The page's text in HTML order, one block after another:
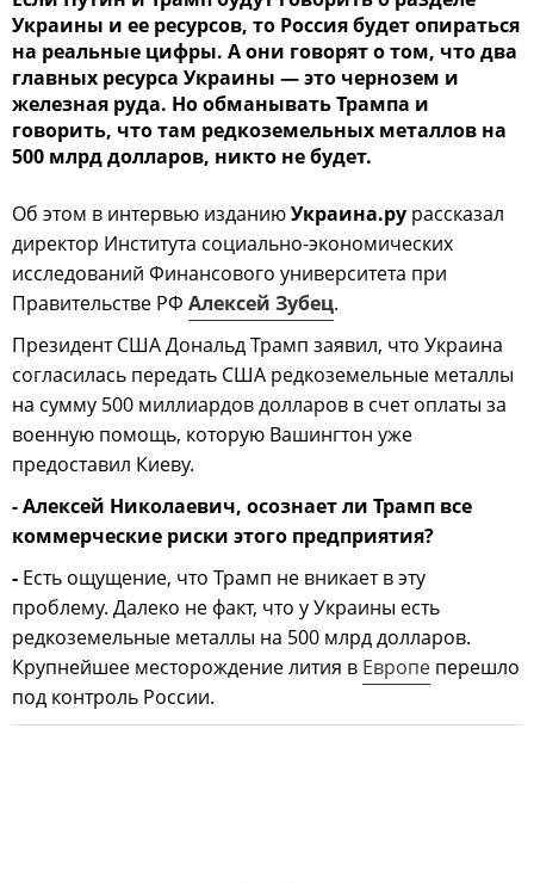
Украины и ее ресурсов, то Россия будет опираться
на реальные цифры. А они говорят о том, что два
главных ресурса Украины — это чернозем и
железная руда. Но обманывать Трампа и
говорить, что там редкоземельных металлов на
500 млрд долларов, никто не будет.
Об этом в интервью изданиюУкраина.ру рассказал
директор Института социально-экономических
исследований Финансового университета при
Правительстве РФ Алексей Зубец.
Президент США Дональд Трамп заявил, что Украина
согласилась передать США редкоземельные металлы
на сумму 500 миллиардов долларов в счет оплаты за
военную помощь, которую Вашингтон уже
предоставил Киеву.
- Алексей Николаевич, осознает ли Трамп все
коммерческие риски этого предприятия?
- Есть ощущение, что Трамп не вникает в эту
проблему. Далеко не факт, что у Украины есть
редкоземельные металлы на 500 млрд долларов.
Крупнейшее месторождение лития в Европе перешло
под контроль России.